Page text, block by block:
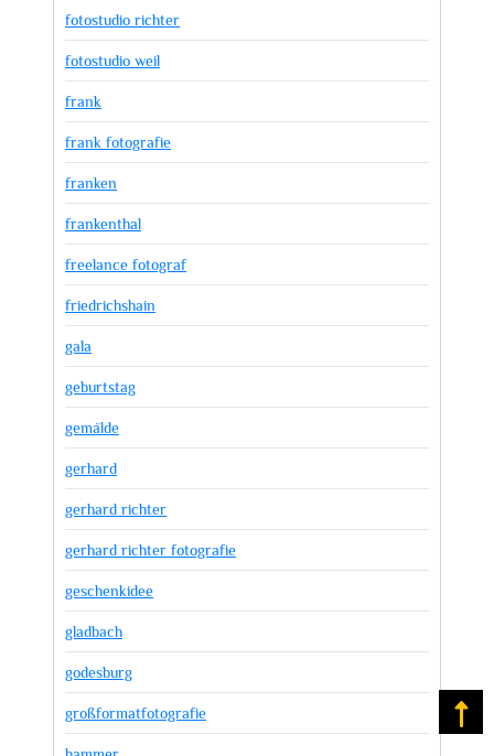
fotostudio richter
fotostudio weil
frank
frank fotografie
franken
frankenthal
freelance fotograf
friedrichshain
gala
geburtstag
gemälde
gerhard
gerhard richter
gerhard richter fotografie
geschenkidee
gladbach
godesburg
großformatfotografie